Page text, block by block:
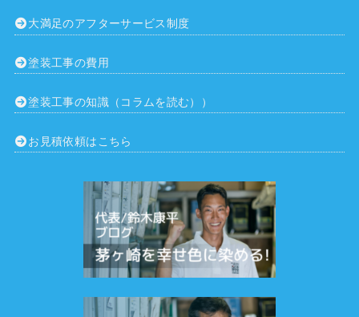
大満足のアフターサービス制度
塗装工事の費用
塗装工事の知識（コラムを読む））
お見積依頼はこちら